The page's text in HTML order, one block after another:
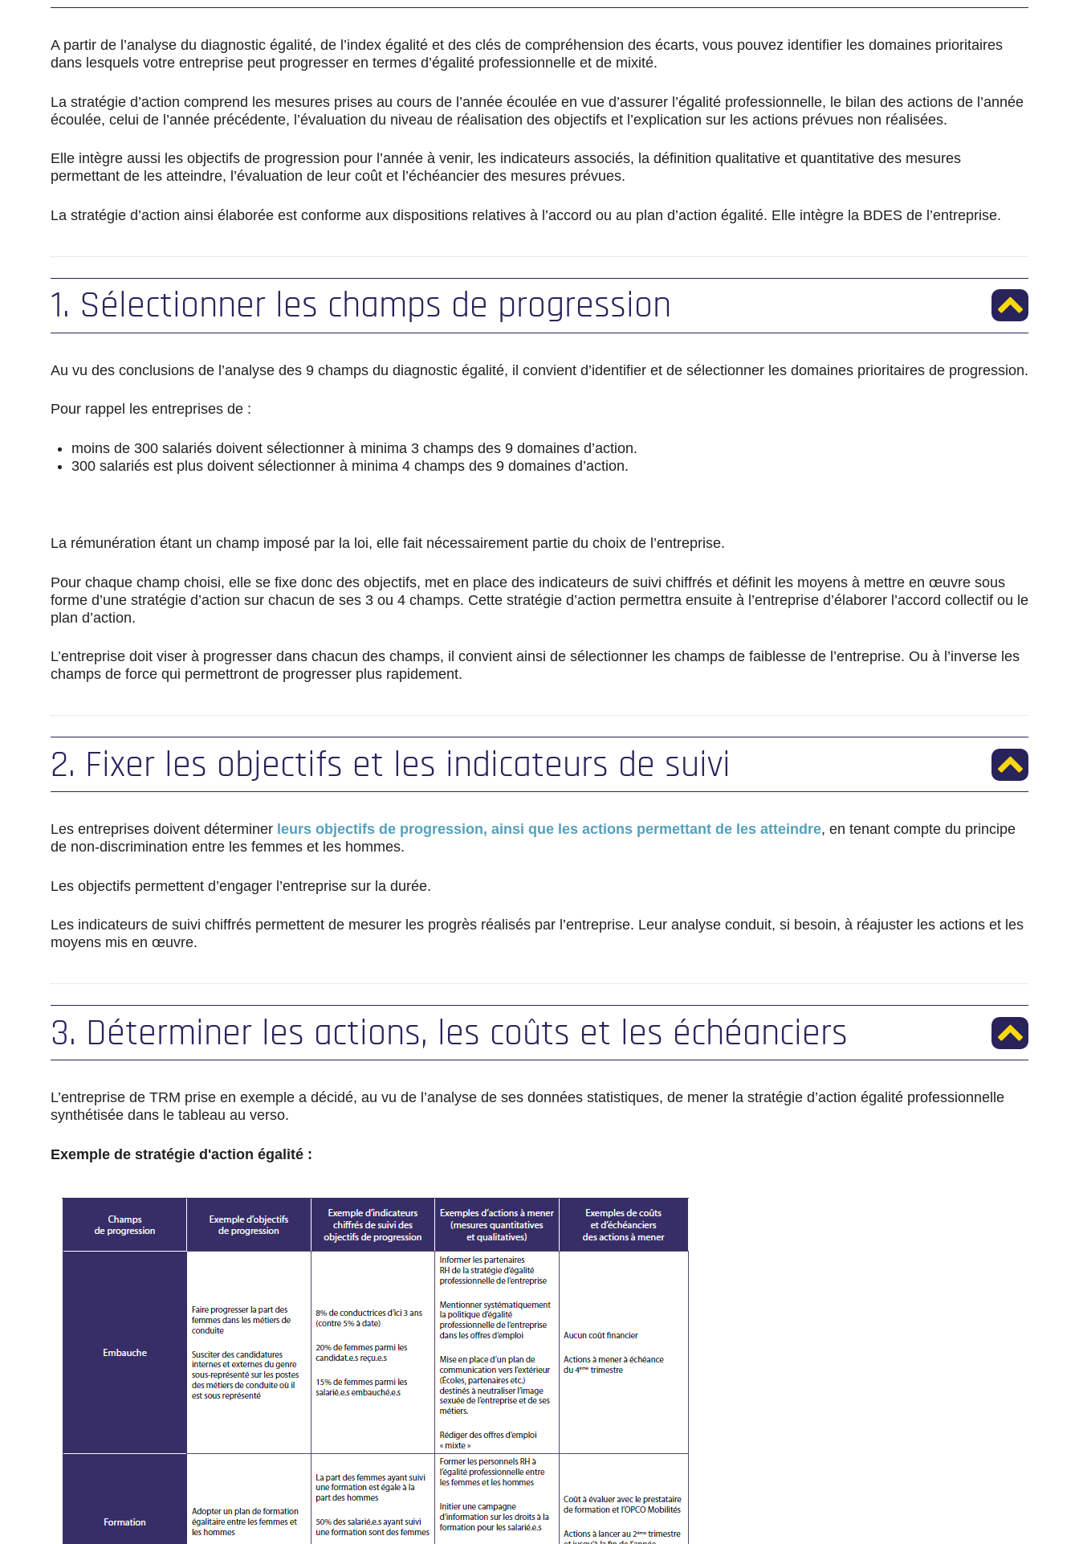
A partir de l’analyse du diagnostic égalité, de l’index égalité et des clés de compréhension des écarts, vous pouvez identifier les domaines prioritaires
dans lesquels votre entreprise peut progresser en termes d’égalité professionnelle et de mixité.
La stratégie d’action comprend les mesures prises au cours de l’année écoulée en vue d’assurer l’égalité professionnelle, le bilan des actions de l’année
écoulée, celui de l’année précédente, l’évaluation du niveau de réalisation des objectifs et l’explication sur les actions prévues non réalisées.
Elle intègre aussi les objectifs de progression pour l’année à venir, les indicateurs associés, la définition qualitative et quantitative des mesures
permettant de les atteindre, l’évaluation de leur coût et l’échéancier des mesures prévues.
La stratégie d’action ainsi élaborée est conforme aux dispositions relatives à l’accord ou au plan d’action égalité. Elle intègre la BDES de l’entreprise.
1. Sélectionner les champs de progression
Au vu des conclusions de l’analyse des 9 champs du diagnostic égalité, il convient d’identifier et de sélectionner les domaines prioritaires de progression.
Pour rappel les entreprises de :
moins de 300 salariés doivent sélectionner à minima 3 champs des 9 domaines d’action.
300 salariés est plus doivent sélectionner à minima 4 champs des 9 domaines d’action.
La rémunération étant un champ imposé par la loi, elle fait nécessairement partie du choix de l’entreprise.
Pour chaque champ choisi, elle se fixe donc des objectifs, met en place des indicateurs de suivi chiffrés et définit les moyens à mettre en œuvre sous
forme d’une stratégie d’action sur chacun de ses 3 ou 4 champs. Cette stratégie d’action permettra ensuite à l’entreprise d’élaborer l’accord collectif ou le
plan d’action.
L’entreprise doit viser à progresser dans chacun des champs, il convient ainsi de sélectionner les champs de faiblesse de l’entreprise. Ou à l’inverse les
champs de force qui permettront de progresser plus rapidement.
2. Fixer les objectifs et les indicateurs de suivi
Les entreprises doivent déterminer leurs objectifs de progression, ainsi que les actions permettant de les atteindre, en tenant compte du principe
de non-discrimination entre les femmes et les hommes.
Les objectifs permettent d’engager l’entreprise sur la durée.
Les indicateurs de suivi chiffrés permettent de mesurer les progrès réalisés par l’entreprise. Leur analyse conduit, si besoin, à réajuster les actions et les
moyens mis en œuvre.
3. Déterminer les actions, les coûts et les échéanciers
L’entreprise de TRM prise en exemple a décidé, au vu de l’analyse de ses données statistiques, de mener la stratégie d’action égalité professionnelle
synthétisée dans le tableau au verso.
Exemple de stratégie d'action égalité :